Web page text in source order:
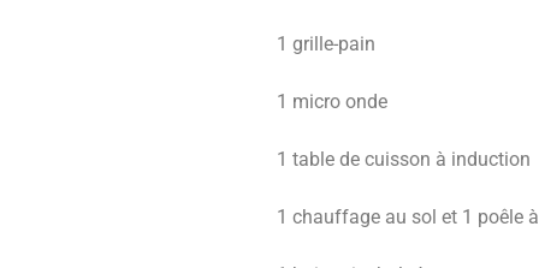
1 grille-pain
1 micro onde
1 table de cuisson à induction
1 chauffage au sol et 1 poêle